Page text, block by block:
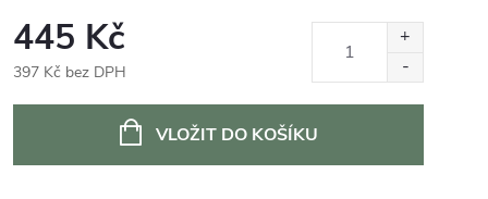
445 Kč
397 Kč bez DPH
VLOŽIT DO KOŠÍKU